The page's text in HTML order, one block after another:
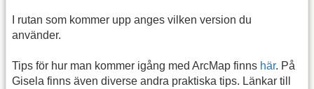
I rutan som kommer upp anges vilken version du
använder.
Tips för hur man kommer igång med ArcMap finns här. På
Gisela finns även diverse andra praktiska tips. Länkar till